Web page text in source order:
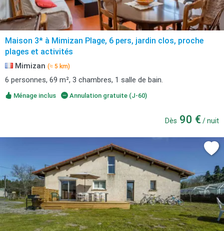
Maison 3* à Mimizan Plage, 6 pers, jardin clos, proche
plages et activités
Mimizan (≈ 5 km)
6 personnes, 69 m², 3 chambres, 1 salle de bain.
Ménage inclus Annulation gratuite (J-60)
Dès 90 € / nuit